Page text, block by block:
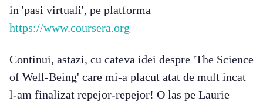
in 'pasi virtuali', pe platforma
https://www.coursera.org
Continui, astazi, cu cateva idei despre 'The Science
of Well-Being' care mi-a placut atat de mult incat
l-am finalizat repejor-repejor! O las pe Laurie